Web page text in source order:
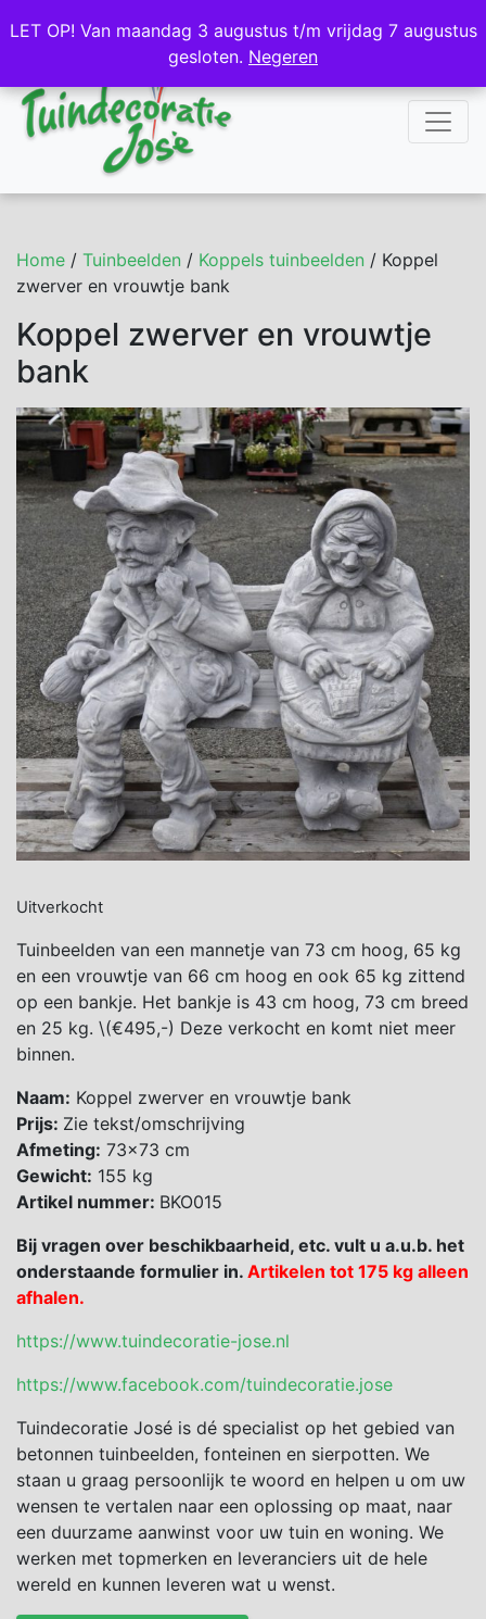
NL DE
Home / Tuinbeelden / Koppels tuinbeelden / Koppel
zwerver en vrouwtje bank
Koppel zwerver en vrouwtje
bank
Uitverkocht
Tuinbeelden van een mannetje van 73 cm hoog, 65 kg
en een vrouwtje van 66 cm hoog en ook 65 kg zittend
op een bankje. Het bankje is 43 cm hoog, 73 cm breed
en 25 kg. \(€495,-) Deze verkocht en komt niet meer
binnen.
Naam: Koppel zwerver en vrouwtje bank
Prijs: Zie tekst/omschrijving
Afmeting: 73×73 cm
Gewicht: 155 kg
Artikel nummer: BKO015
Bij vragen over beschikbaarheid, etc. vult u a.u.b. het
onderstaande formulier in. Artikelen tot 175 kg alleen
afhalen.
https://www.tuindecoratie-jose.nl
https://www.facebook.com/tuindecoratie.jose
Tuindecoratie José is dé specialist op het gebied van
betonnen tuinbeelden, fonteinen en sierpotten. We
staan u graag persoonlijk te woord en helpen u om uw
wensen te vertalen naar een oplossing op maat, naar
een duurzame aanwinst voor uw tuin en woning. We
werken met topmerken en leveranciers uit de hele
wereld en kunnen leveren wat u wenst.
LET OP! Van maandag 3 augustus t/m vrijdag 7 augustus
gesloten. Negeren
LET OP! Van maandag 3 augustus t/m vrijdag 7 augustus
gesloten. Negeren